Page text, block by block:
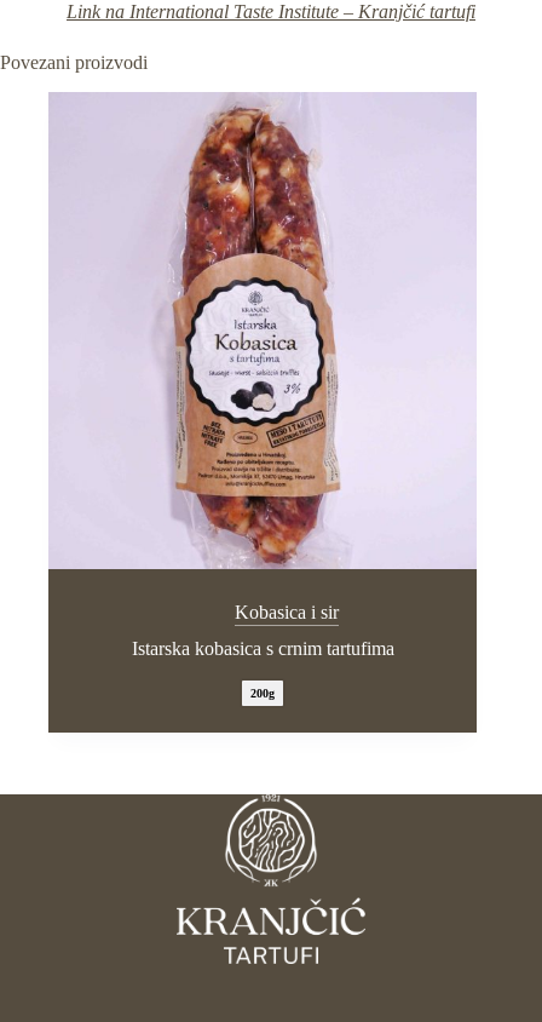
Link na International Taste Institute – Kranjčić tartufi
Povezani proizvodi
Kobasica i sir
Istarska kobasica s crnim tartufima
200g